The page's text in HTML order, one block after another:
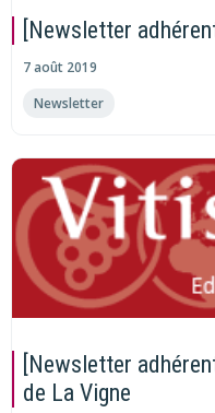
[Newsletter
7 août 2019
Newsletter
[Newsletter
de La Vigne